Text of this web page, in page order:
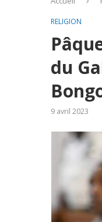
RELIGION
du
9 avril 2023